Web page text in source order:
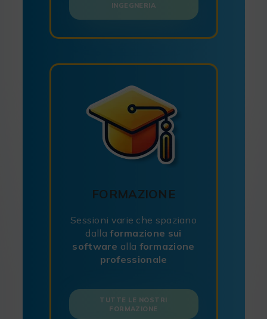
INGEGNERIA
FORMAZIONE
Sessioni varie che spaziano
dallaformazione sui
software alla formazione
professionale
TUTTE LE NOSTRI
FORMAZIONE